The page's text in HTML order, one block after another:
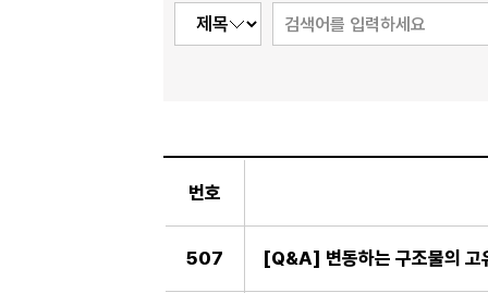
번호
507 [Q&A] 변동하는 구조물의 고